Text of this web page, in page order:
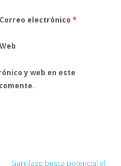
Correo electrónico*
Web
y web en este
Garcilazo busca potencial el